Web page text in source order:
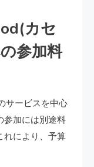
カセ
参加料
サービスを中心
参加には別途料
れにより、予算